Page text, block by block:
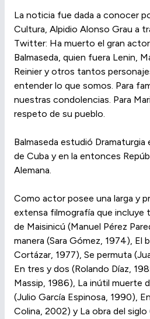
La noticia fue dada a conocer
Cultura, Alpidio Alonso Grau a
Twitter: Ha muerto el gran
Balmaseda, quien fuera Lenin,
Reinier y otros tantos
entender lo que somos. Para
nuestras condolencias. Para
respeto de su pueblo.
Balmaseda estudió
de Cuba y en la entonces
Alemana.
Como actor posee una larga y
extensa filmografía que incluye
de Maisinicú (Manuel Pérez
manera (Sara Gómez, 1974), El
Cortázar, 1977), Se permuta
En tres y dos (Rolando Díaz,
Massip, 1986), La inútil muerte
(Julio García Espinosa, 1990),
Colina, 2002) y La obra del